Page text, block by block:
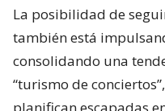
La posibilidad de
también está
consolidando una
“turismo de